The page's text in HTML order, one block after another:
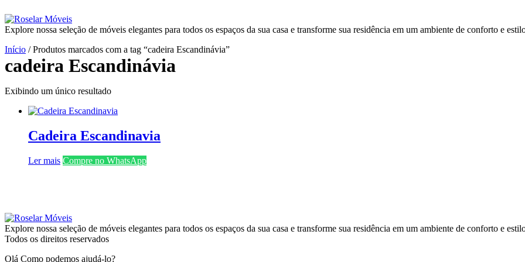
Explore nossa seleção de móveis elegantes para todos os espaços da sua casa e transforme sua residência em um ambiente de conforto e
Início / Produtos marcados com a tag “cadeira Escandinávia”
cadeira Escandinávia
Exibindo um único resultado
Cadeira Escandinavia
Ler mais Compre no WhatsApp
Explore nossa seleção de móveis elegantes para todos os espaços da sua casa e transforme sua residência em um ambiente de conforto e
Todos os direitos reservados
Olá Como podemos ajudá-lo?